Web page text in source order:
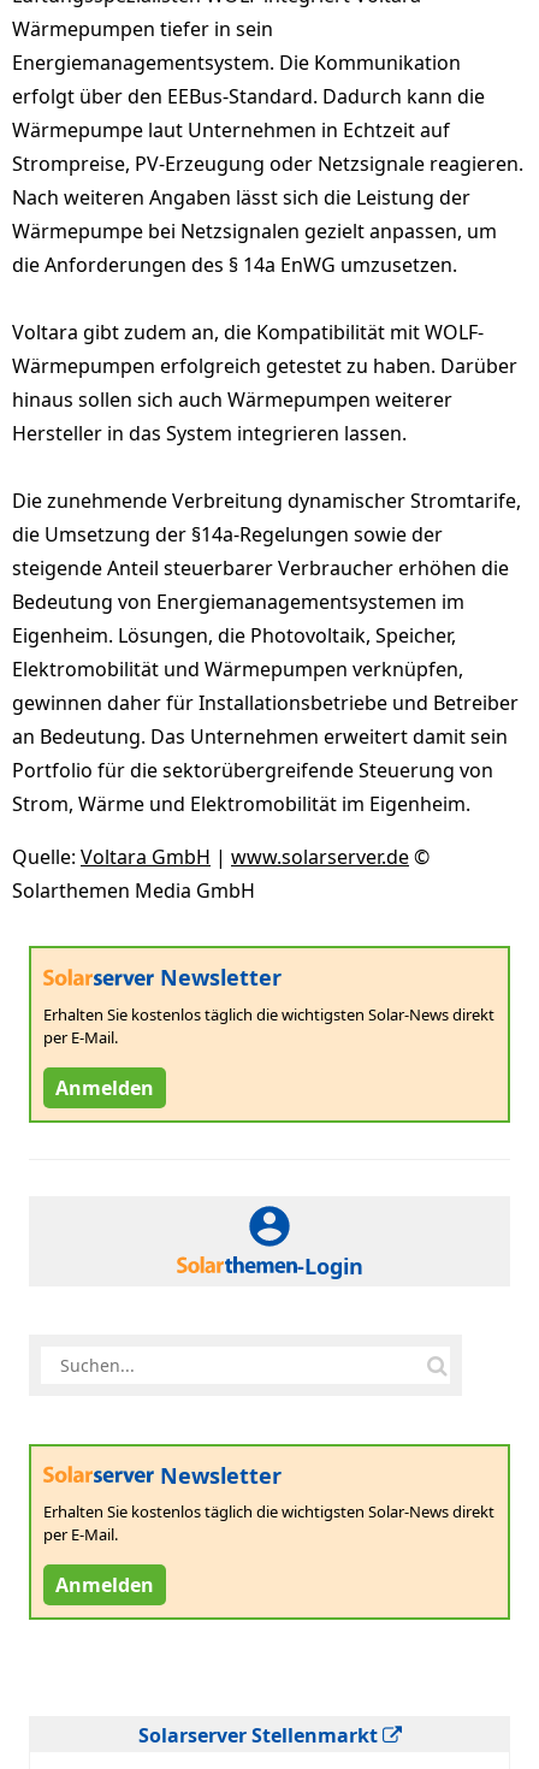
Wärmepumpen tiefer in sein
Energiemanagementsystem. Die Kommunikation
erfolgt über den EEBus-Standard. Dadurch kann die
Wärmepumpe laut Unternehmen in Echtzeit auf
Strompreise, PV-Erzeugung oder Netzsignale reagieren.
Nach weiteren Angaben lässt sich die Leistung der
Wärmepumpe bei Netzsignalen gezielt anpassen, um
die Anforderungen des § 14a EnWG umzusetzen.
Voltara gibt zudem an, die Kompatibilität mit WOLF-
Wärmepumpen erfolgreich getestet zu haben. Darüber
hinaus sollen sich auch Wärmepumpen weiterer
Hersteller in das System integrieren lassen.
Die zunehmende Verbreitung dynamischer Stromtarife,
die Umsetzung der §14a-Regelungen sowie der
steigende Anteil steuerbarer Verbraucher erhöhen die
Bedeutung von Energiemanagementsystemen im
Eigenheim. Lösungen, die Photovoltaik, Speicher,
Elektromobilität und Wärmepumpen verknüpfen,
gewinnen daher für Installationsbetriebe und Betreiber
an Bedeutung. Das Unternehmen erweitert damit sein
Portfolio für die sektorübergreifende Steuerung von
Strom, Wärme und Elektromobilität im Eigenheim.
Quelle: Voltara GmbH | www.solarserver.de©
Solarthemen Media GmbH
Newsletter
Erhalten Sie kostenlos täglich die wichtigsten Solar-News direkt
per E-Mail.
Anmelden
-Login
Newsletter
Erhalten Sie kostenlos täglich die wichtigsten Solar-News direkt
per E-Mail.
Anmelden
Solarserver Stellenmarkt